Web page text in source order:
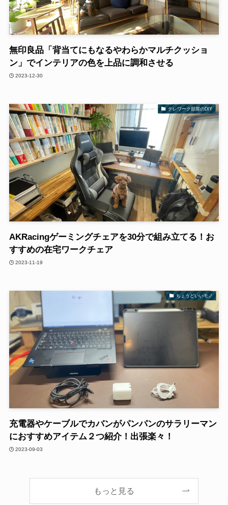
無印良品「背当てにもなるやわらかマルチクッショ
ン」でインテリアの色を上品に調和させる
2023-12-30
テレワーク部屋のDIY
AKRacingゲーミングチェアを30分で組み立てる！お
すすめの在宅ワークチェア
2023-11-19
ちょうどいいモノ
充電器やケーブルでカバンがパンパンのサラリーマン
におすすめアイテム２つ紹介！出張楽々！
2023-09-03
もっと見る